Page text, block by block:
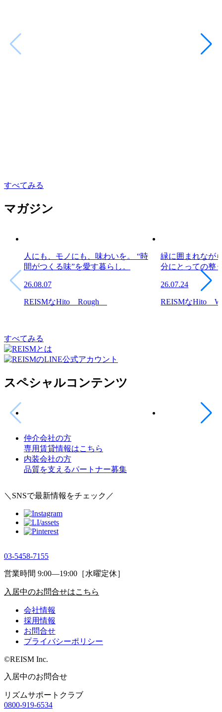
すべてみる
マガジン
人にも、モノにも、味わいを。 “時
間がつくる味”を愛す暮らし。
26.08.07
REISMなHito Rough
緑に囲まれなが
分にとっての整
26.07.24
REISMなHito
すべてみる
スペシャルコンテンツ
仲介会社の方
専用賃貸情報はこちら
内装会社の方
品質を支えるパートナー募集
＼SNSで最新情報をチェック／
03-5458-7155
営業時間 9:00―19:00［水曜定休］
入居中のお問合せはこちら
会社情報
採用情報
お問合せ
プライバシーポリシー
©REISM Inc.
入居中のお問合せ
リズムサポートクラブ
0800-919-6534